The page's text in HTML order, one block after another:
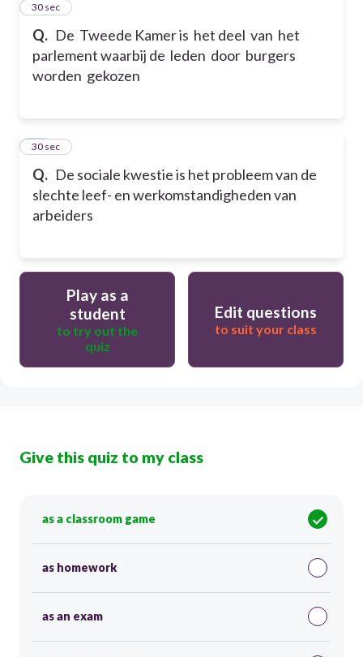
Q. De Tweede Kamer is het deel van het
parlement waarbij de leden door burgers
worden gekozen
14
30 sec
Q. De sociale kwestie is het probleem van de
slechte leef- en werkomstandigheden van
arbeiders
15
30 sec
Play as a
student
to try out the
quiz
Edit questions
to suit your class
Give this quiz to my class
as a classroom game
as homework
as an exam